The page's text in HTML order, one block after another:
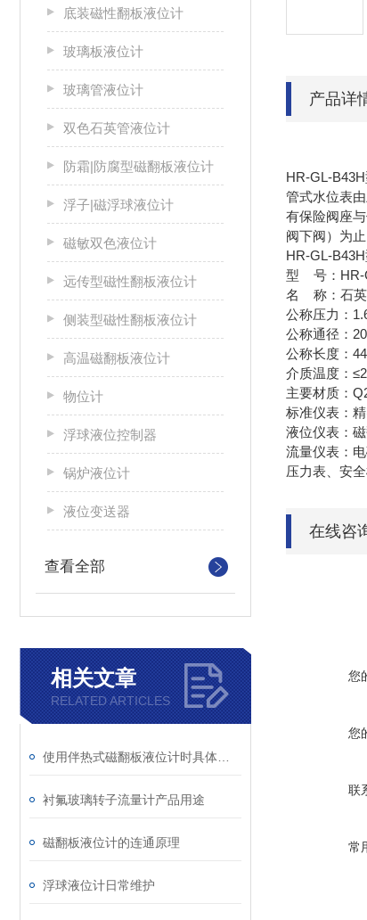
底装磁性翻板液位计
玻璃板液位计
玻璃管液位计
双色石英管液位计
防霜|防腐型磁翻板液位计
浮子|磁浮球液位计
磁敏双色液位计
远传型磁性翻板液位计
侧装型磁性翻板液位计
高温磁翻板液位计
物位计
浮球液位控制器
锅炉液位计
液位变送器
查看全部
相关文章
RELATED ARTICLES
衬氟玻璃转子流量计产品用途
磁翻板液位计的连通原理
浮球液位计日常维护
产品详
HR-GL-
管式水位表
有保险阀座
阀下阀）为
HR-GL-
型 号：HR-
名 称：石英
公称压力：
公称通径：
公称长度：
介质温度：
主要材质：
标准仪表：
液位仪表：
流量仪表：
压力表、安
在线咨
您
您
联
常